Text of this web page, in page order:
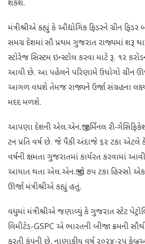
શકશે.
મંત્રીશ્રીએ કહ્યું કે ઔદ્યોગિક ફિડરને ગ્રીન
સમગ્ર દેશમાં સૌ પ્રથમ ગુજરાત રાજ્યમાં શરૂ
સ્ટોરેજ સિસ્ટમ ઇન્સ્ટોલ કરવા માટે રૂ. ૧૨
આવી છે. આ પહેલને પરિણામે ઉધોગો ગ્રીન
આગળ વધશે તેમજ રાજ્યને ઉર્જા સંગ્રહના
મદદ મળશે.
આપણા દેશની એલ.એન.જી. ટર્મિનલ રી-
ટન પ્રતિ વર્ષ છે. જે પૈકી અંદાજે ૬૨ ટકા એટલે કે
વર્ષની ક્ષમતા ગુજરાતમાં કાર્યરત કરવામાં
આયાત થતા એલ.એન.જી.નો ૭૫ ટકા હિસ્સો
ઊર્જા મંત્રીશ્રીએ કહ્યું હતું.
વધુમાં મંત્રીશ્રીએ જણાવ્યું કે ગુજરાત સ્ટેટ
લિમીટેડ-GSPC એ ભારતની બીજા ક્રમની